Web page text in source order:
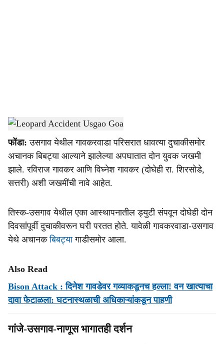
a
r
Usgao Leopard Incident-Dainik Gomantak
फोंडा: उसगाव येथील गावकरवाडा परिसरात धावत्या दुचाकीसमोर
अचानक बिबट्या आल्याने झालेल्या अपघातात दोन युवक जखमी
झाले. रविराज गावकर आणि विघ्नेश गावकर (दोघेही रा. शिरसोडे,
सत्तरी) अशी जखमींची नावे आहेत.
तिस्क-उसगाव येथील एका आस्थापनातील ड्युटी संपवून दोघेही दोन
दिवसांपूर्वी दुचाकीवरून घरी परतत होते. यावेळी गावकरवाडा-उसगाव
येथे अचानकबिबट्यागाडीसमोर आला.
Also Read
Bison Attack : दिनेश गावडेवर गव्याकडूनच हल्ला! वन खात्याचा
दावा फेटाळला: घटनास्थळाची अधिकाऱ्यांकडून पाहणी
गांजे-उसगाव-नाणूस भागातही दर्शन